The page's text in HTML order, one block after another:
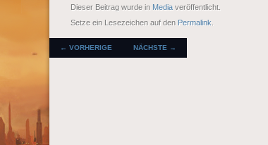
Dieser Beitrag wurde in Media veröffentlicht.
Setze ein Lesezeichen auf den Permalink
BEITRAGSNAVIGATION
← VORHERIGE NÄCHSTE →